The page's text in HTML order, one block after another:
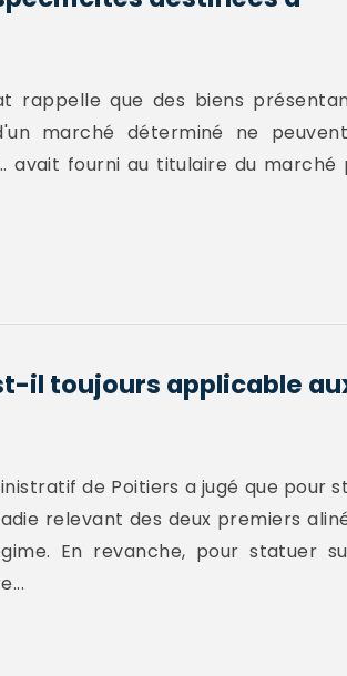
rappelle que des biens
marché déterminé ne
avait fourni au titulaire du marché
il toujours applicable
de Poitiers a jugé que pour
relevant des deux premiers
En revanche, pour statuer